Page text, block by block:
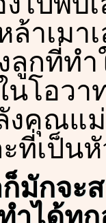
ล้าเม
ลูกที่ทำ
โอวา
งคุณแ
ที่เป็น
กจะส
ำได้ทุก